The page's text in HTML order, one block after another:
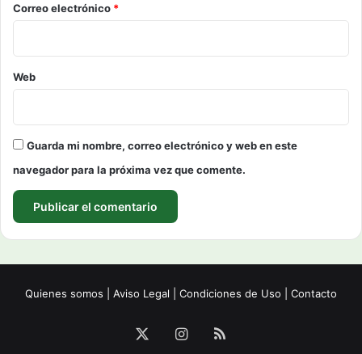
*
Correo electrónico *
Web
Guarda mi nombre, correo electrónico y web en este
navegador para la próxima vez que comente.
Quienes somos Aviso Legal Condiciones de Uso Contacto
Instagram
RSS